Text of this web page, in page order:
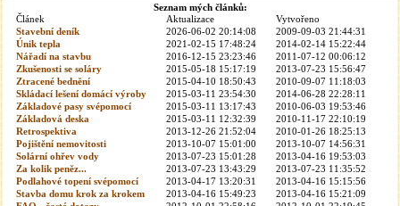
Seznam mých článků:
Článek
Aktualizace
Vytvořeno
Stavební deník
2026-06-02 20:14:08
2009-09-03 21:44:31
Únik tepla
2021-02-15 17:48:24
2014-02-14 15:22:44
Nářadí na stavbu
2016-12-15 23:23:46
2011-07-12 00:06:12
Zkušenosti se soláry
2015-05-18 15:17:19
2013-07-23 15:56:47
Ztracené bednění
2015-04-10 18:50:43
2010-09-07 11:18:03
Skládací lešení domácí výroby
2015-03-11 23:54:30
2014-06-28 22:28:11
Základové pasy svépomocí
2015-03-11 13:17:43
2010-06-03 19:53:46
Základová deska
2015-03-11 12:32:39
2010-11-17 22:10:19
Retrospektiva
2013-12-26 21:52:04
2010-01-26 18:25:13
Pojištění nemovitosti
2013-10-07 15:01:00
2013-10-07 14:56:31
Solární ohřev vody
2013-07-23 15:01:28
2013-04-16 19:53:03
Za kolik peněz...
2013-07-23 13:43:29
2013-07-23 11:35:52
Podlahové topení svépomocí
2013-04-17 13:20:31
2013-04-16 15:15:56
Stavba domu krok za krokem
2013-04-16 15:49:23
2013-04-16 15:21:09